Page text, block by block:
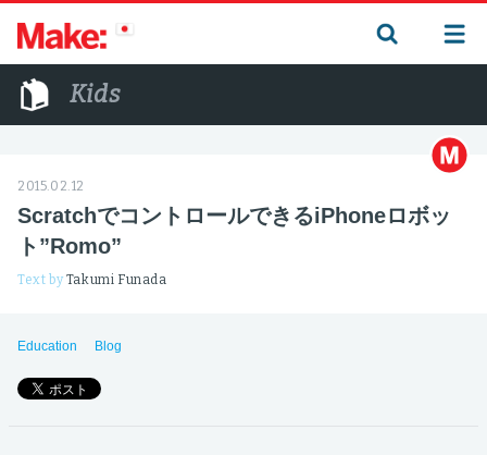
Kids
2015.02.12
ScratchでコントロールできるiPhoneロボッ
ト”Romo”
Text byTakumi Funada
Education Blog